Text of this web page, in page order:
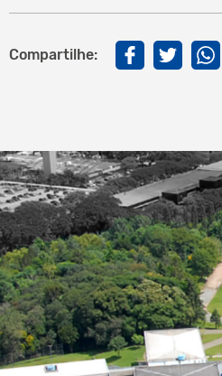
Compartilhe: